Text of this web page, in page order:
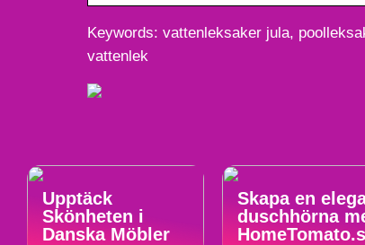
Keywords: vattenleksaker jula,
vattenlek
Upptäck
Skönheten i
Danska Möbler
Skapa en
duschhörna